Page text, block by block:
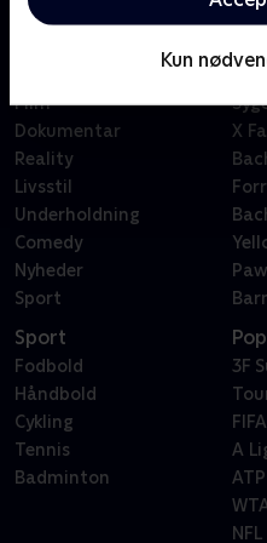
Kun
Kategorier
Film
Dokumentar
Reality
Livsstil
Underholdning
Comedy
Nyheder
Sport
X
Sport
Fodbold
Håndbold
Cykling
Tennis
Badminton
3F
A
ATP
NFL